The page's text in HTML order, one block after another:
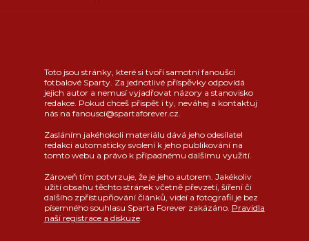
Toto jsou stránky, které si tvoří samotní fanoušci
fotbalové Sparty. Za jednotlivé příspěvky odpovídá
jejich autor a nemusí vyjadřovat názory a stanovisko
redakce. Pokud chceš přispět i ty, neváhej a kontaktuj
nás na fanousci@spartaforever.cz.
Zasláním jakéhokoli materiálu dává jeho odesílatel
redakci automaticky svolení k jeho publikování na
tomto webu a právo k případnému dalšímu využití.
Zároveň tím potvrzuje, že je jeho autorem. Jakékoliv
užití obsahu těchto stránek včetně převzetí, šíření či
dalšího zpřístupňování článků, videí a fotografií je bez
písemného souhlasu Sparta Forever zakázáno. Pravidla
naší registrace a diskuze.